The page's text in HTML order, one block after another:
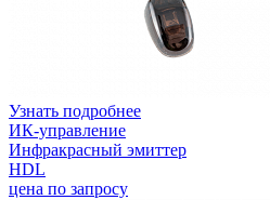
Узнать подробнее
ИК-управление
Инфракрасный эмиттер
HDL
цена по запросу